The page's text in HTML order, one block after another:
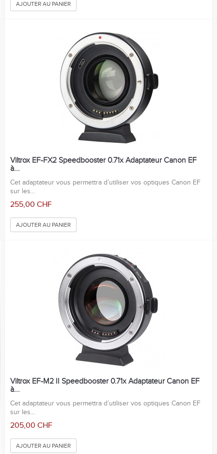
AJOUTER AU PANIER
Viltrox EF-FX2 Speedbooster 0.71x Adaptateur Canon EF
à...
Cet adaptateur vous permettra d’utiliser vos optiques Canon EF
sur les...
255,00 CHF
AJOUTER AU PANIER
Viltrox EF-M2 II Speedbooster 0.71x Adaptateur Canon EF
à...
Cet adaptateur vous permettra d’utiliser vos optiques Canon EF
sur les...
205,00 CHF
AJOUTER AU PANIER